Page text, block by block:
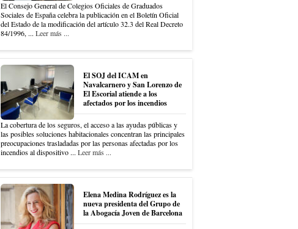
El Consejo General de Colegios Oficiales de Graduados
Sociales de España celebra la publicación en el Boletín Oficial
del Estado de la modificación del artículo 32.3 del Real Decreto
84/1996, ... Leer más ...
El SOJ del ICAM en
Navalcarnero y San Lorenzo de
El Escorial atiende a los
afectados por los incendios
La cobertura de los seguros, el acceso a las ayudas públicas y
las posibles soluciones habitacionales concentran las principales
preocupaciones trasladadas por las personas afectadas por los
incendios al dispositivo ... Leer más ...
Elena Medina Rodríguez es la
nueva presidenta del Grupo de
la Abogacía Joven de Barcelona